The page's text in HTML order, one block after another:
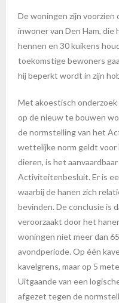
De woningen zijn
inwoner van Den Ham, die
hennen en 30 kuikens
toekomstige bewoners
hij beperkt wordt in zijn
Met akoestisch
op de nieuw te bouwen
de normstelling van het
wettelijke norm geldt voor
dieren, is het
Activiteitenbesluit. Er is
waarbij de hanen zich
bevinden. De conclusie is
veroorzaakt door het
woningen niet meer dan
avondperiode. Op één
kavelgrens, maar op 5
Uitgaande van een
afgezet tegen de